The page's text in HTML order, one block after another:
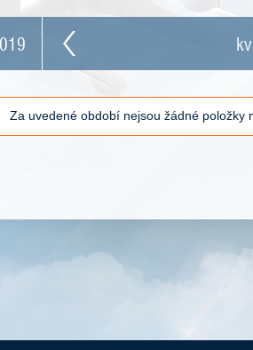
Za uvedené období nejsou žádné položky